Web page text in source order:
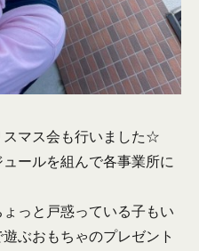
スマス会も行いました☆
ールを組んで各事業所に
っと戸惑っている子もい
ぶおもちゃのプレゼント